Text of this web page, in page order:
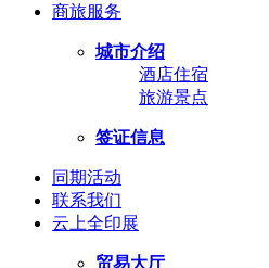
商旅服务
城市介绍
酒店住宿
旅游景点
签证信息
同期活动
联系我们
云上全印展
贸易大厅